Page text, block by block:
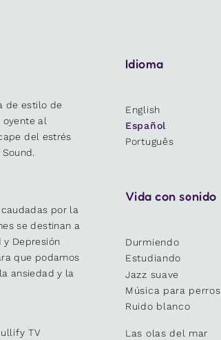
de estilo de
al
del estrés
por la
se destinan a
y Depresión
que podamos
ansiedad y la
TV
Idioma
English
Español
Português
Vida con sonido
Durmiendo
Estudiando
Jazz suave
Música para perros
Ruido blanco
Las olas del mar